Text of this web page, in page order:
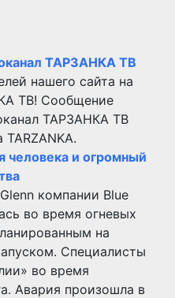
ТАРЗАНКА ТВ
нашего сайта на
ТВ! Сообщение
ТАРЗАНКА ТВ
TARZANKA.
человека и огромный
компании Blue
во время огневых
на
Специалисты
во время
Авария произошла в